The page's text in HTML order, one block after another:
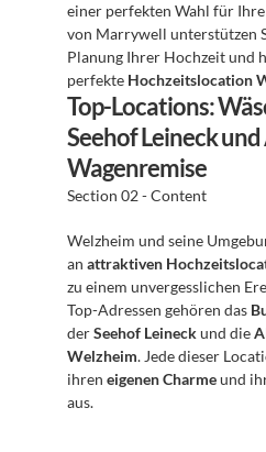
einer perfekten Wahl für
von Marrywell unterstützen
Planung Ihrer Hochzeit und
perfekte Hochzeitslocation
Top-Locations:
Seehof Leineck
Wagenremise
Section 02 - Content
Welzheim und seine
an attraktiven
zu einem unvergesslichen
Top-Adressen gehören das
der Seehof Leineck und die
Welzheim. Jede dieser
ihren eigenen Charme und
aus.